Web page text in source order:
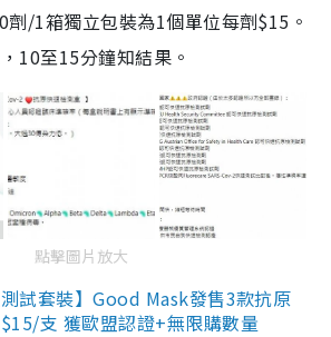
/1箱獨立包裝為1個單位每劑$15。
10至15分鐘知結果。
點擊圖片放大
試套裝】Good Mask發售3款抗原
支 獲歐盟認證+無限購數量